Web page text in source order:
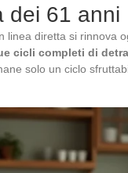
dei 61 anni
linea diretta si rinnova
cicli completi di
solo un ciclo